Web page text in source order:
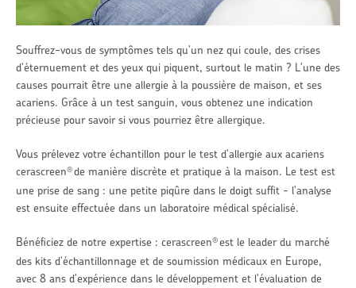
Souffrez-vous de symptômes tels qu'un nez qui coule, des crises
d'éternuement et des yeux qui piquent, surtout le matin ? L'une des
causes pourrait être une allergie à la poussière de maison, et ses
acariens. Grâce à un test sanguin, vous obtenez une indication
précieuse pour savoir si vous pourriez être allergique.
Vous prélevez votre échantillon pour le test d'allergie aux acariens
cerascreen® de manière discrète et pratique à la maison. Le test est
une prise de sang : une petite piqûre dans le doigt suffit - l'analyse
est ensuite effectuée dans un laboratoire médical spécialisé.
Bénéficiez de notre expertise : cerascreen® est le leader du marché
des kits d'échantillonnage et de soumission médicaux en Europe,
avec 8 ans d'expérience dans le développement et l'évaluation de